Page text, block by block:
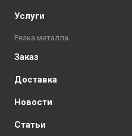
Услуги
Резка металла
Заказ
Доставка
Новости
Статьи